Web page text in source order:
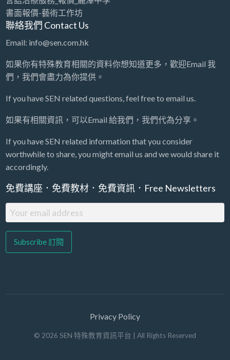
書面報價-藝術工作坊
聯絡我們 Contact Us
Email: info@sen.com.hk
如果你有特殊教育相關的資料你想知道更多，歡迎Email 我
們，我們會盡力為你提供。
If you have SEN related questions, feel free to email us.
如果有相關資訊，可以Email 給我們，我們代為分享。
If you have SEN related information that you consider
worthwhile to share, you might email us and we would share it
accordingly.
免費講座．免費教材．免費資訊．Free Newsletters
Privacy Policy
© 2026 SEN 特殊教育資訊平台 | All Rights Reserved